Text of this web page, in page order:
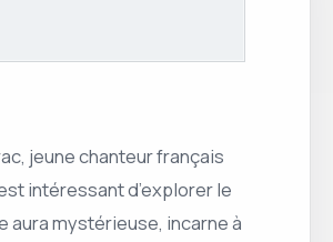
jeune chanteur français
intéressant d’explorer le
aura mystérieuse, incarne à